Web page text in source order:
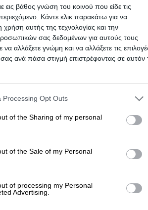
εις βάθος γνώση του κοινού που είδε τις
Κάντε κλικ παρακάτω για να
αυτής της τεχνολογίας και την
σας δεδομένων για αυτούς τους
αλλάξετε γνώμη και να αλλάξετε τις
ανά πάσα στιγμή επιστρέφοντας σε αυτόν
website/app uses one or more Google
store information including but not limited to
party tags to use your data for below
consent section.
Processing Opt Outs
of the Sharing of my personal
of the Sale of my Personal
of processing my Personal
Advertising.
Ενοικιαζόμενα Δωμάτια , Χίου
ΚΑΙ ΥΙΟΙ ΟΕ
Ενοικιαζόμενα Δωμάτια , Χίου
AND APARTMENTS